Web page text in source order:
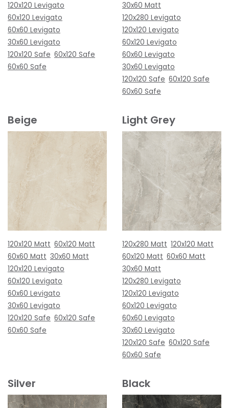
120x120 Levigato
60x120 Levigato
60x60 Levigato
30x60 Levigato
120x120 Safe 60x120 Safe
60x60 Safe
30x60 Matt
120x280 Levigato
120x120 Levigato
60x120 Levigato
60x60 Levigato
30x60 Levigato
120x120 Safe 60x120 Safe
60x60 Safe
Beige
120x120 Matt 60x120 Matt
60x60 Matt 30x60 Matt
120x120 Levigato
60x120 Levigato
60x60 Levigato
30x60 Levigato
120x120 Safe 60x120 Safe
60x60 Safe
Light Grey
120x280 Matt 120x120 Matt
60x120 Matt 60x60 Matt
30x60 Matt
120x280 Levigato
120x120 Levigato
60x120 Levigato
60x60 Levigato
30x60 Levigato
120x120 Safe 60x120 Safe
60x60 Safe
Silver Black